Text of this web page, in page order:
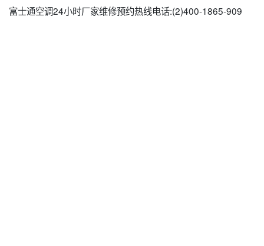
富士通空调24小时厂家维修预约热线电话:(2)400-1865-909